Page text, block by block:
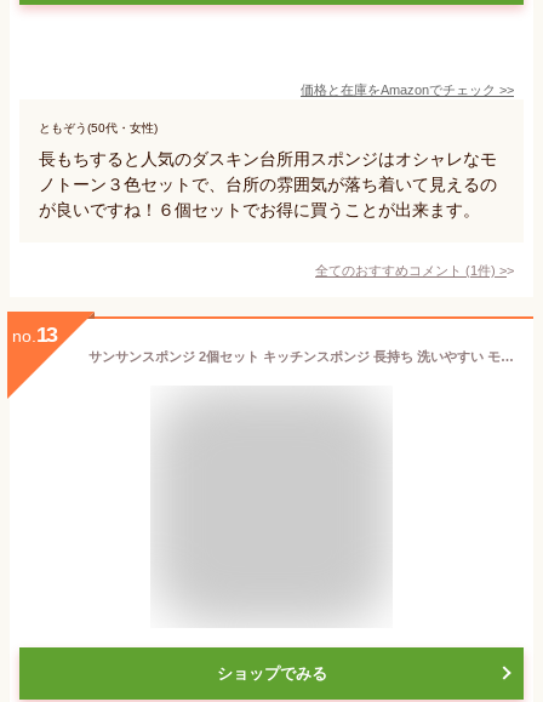
価格と在庫をAmazonでチェック >>
ともぞう(50代・女性)
長もちすると人気のダスキン台所用スポンジはオシャレなモ
ノトーン３色セットで、台所の雰囲気が落ち着いて見えるの
が良いですね！６個セットでお得に買うことが出来ます。
全てのおすすめコメント (1件) >
no. 13
サンサンスポンジ 2個セット キッチンスポンジ 長持ち 洗いやすい モノトーン キッチン スポンジ 食器 皿洗い 台所 風呂 シンプル さんさんスポンジ 送料無料 まとめ買い 食器用 食器洗いスポンジ
ショップでみる